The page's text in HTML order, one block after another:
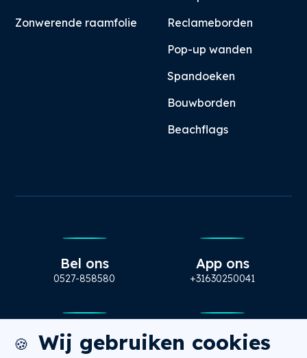
Zonwerende raamfolie
Reclameborden
Pop-up wanden
Spandoeken
Bouwborden
Beachflags
Bel ons
0527-858580
App ons
+31630250041
Mail ons
info@nugtr.nl
Bezoek ons
Ecopark 63, Emmeloord
🍪 Wij gebruiken cookies